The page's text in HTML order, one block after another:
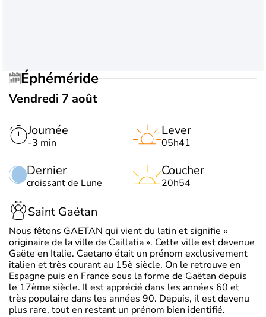
Éphéméride
Vendredi 7 août
Journée
-3 min
Dernier
croissant de Lune
Lever
05h41
Coucher
20h54
Saint Gaétan
Nous fêtons GAETAN qui vient du latin et signifie «
originaire de la ville de Caillatia ». Cette ville est devenue
Gaëte en Italie. Caetano était un prénom exclusivement
italien et très courant au 15è siècle. On le retrouve en
Espagne puis en France sous la forme de Gaëtan depuis
le 17ème siècle. Il est apprécié dans les années 60 et
très populaire dans les années 90. Depuis, il est devenu
plus rare, tout en restant un prénom bien identifié.